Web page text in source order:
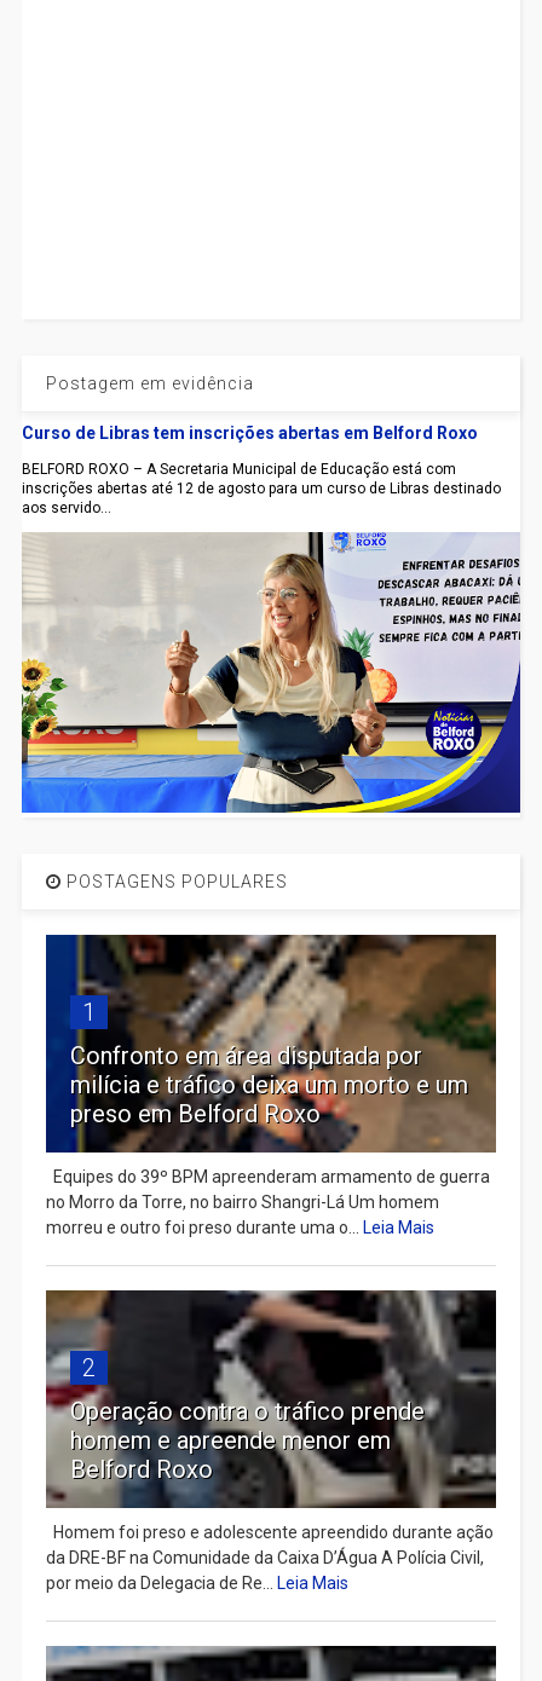
Postagem em evidência
Curso de Libras tem inscrições abertas em Belford Roxo
BELFORD ROXO – A Secretaria Municipal de Educação está com
inscrições abertas até 12 de agosto para um curso de Libras destinado
aos servido...
POSTAGENS POPULARES
1
Confronto em área disputada por
milícia e tráfico deixa um morto e um
preso em Belford Roxo
Equipes do 39º BPM apreenderam armamento de guerra
no Morro da Torre, no bairro Shangri-Lá Um homem
morreu e outro foi preso durante uma o...
Leia Mais
2
Operação contra o tráfico prende
homem e apreende menor em
Belford Roxo
Homem foi preso e adolescente apreendido durante ação
da DRE-BF na Comunidade da Caixa D’Água A Polícia Civil,
por meio da Delegacia de Re...
Leia Mais